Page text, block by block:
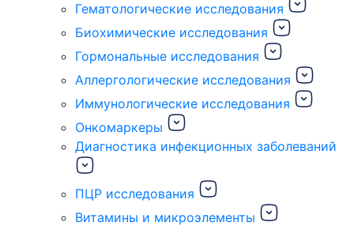
Гематологические исследования
Биохимические исследования
Гормональные исследования
Аллергологические исследования
Иммунологические исследования
Онкомаркеры
Диагностика инфекционных заболеваний
ПЦР исследования
Витамины и микроэлементы